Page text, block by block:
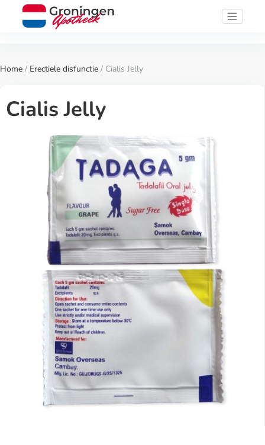
Home / Erectiele disfunctie / Cialis Jelly
Cialis Jelly